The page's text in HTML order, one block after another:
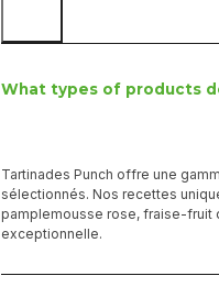
What types of products
Tartinades Punch offre une
sélectionnés. Nos recettes
pamplemousse rose, fraise-fruit
exceptionnelle.